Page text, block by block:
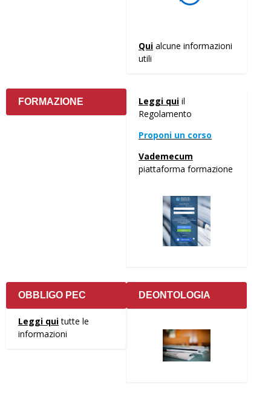
Qui alcune informazioni
utili
FORMAZIONE Leggi qui il
Regolamento
Proponi un corso
Vademecum
piattaforma formazione
OBBLIGO PEC
Leggi quitutte le
informazioni
DEONTOLOGIA